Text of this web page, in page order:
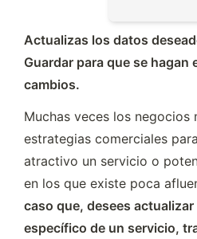
Actualizas los datos
Guardar para que se hagan
cambios.
Muchas veces los negocios
estrategias comerciales
atractivo un servicio o
en los que existe poca
caso que, desees
específico de un servicio,